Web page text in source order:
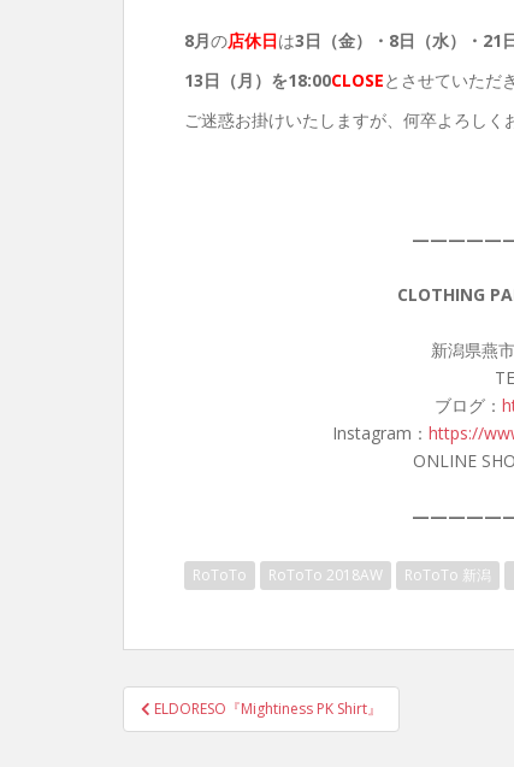
8月の店休日は3日（金）・8日（水）・21
13日（月）を18:00CLOSEとさせていただ
ご迷惑お掛けいたしますが、何卒よろしく
CLOTHING
新潟県燕
ブログ：
Instagram： https://
ONLINE
RoToTo RoToTo 2018AW RoToTo 新潟
投
稿
ELDORESO『Mightiness PK Shirt』